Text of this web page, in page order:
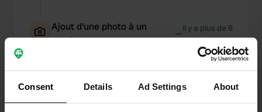
Consent Details Ad Settings About
Ajout d'une photo à un
emplacement
—il y a plus de 6
ans